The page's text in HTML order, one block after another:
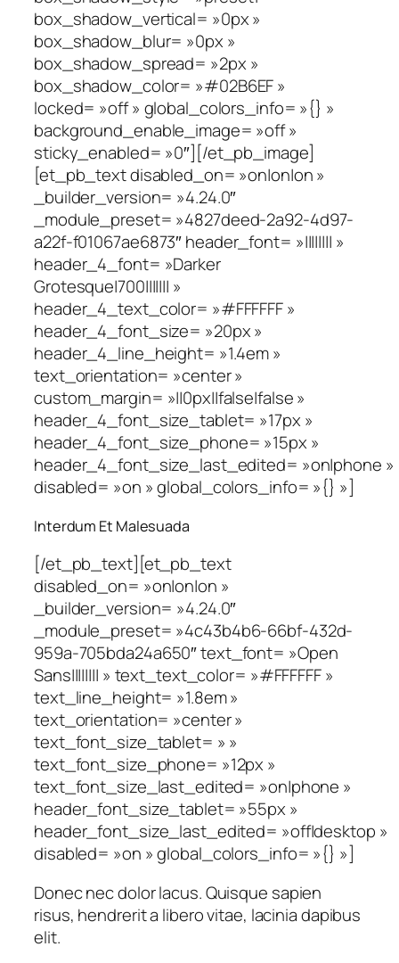
box_shadow_vertical= »0px »
box_shadow_blur= »0px »
box_shadow_spread= »2px »
box_shadow_color= »#02B6EF »
locked= »off » global_colors_info= »{} »
background_enable_image= »off »
sticky_enabled= »0″][/et_pb_image]
[et_pb_text disabled_on= »on|on|on »
_builder_version= »4.24.0″
_module_preset= »4827deed-2a92-4d97-
a22f-f01067ae6873″ header_font= »|||||||| »
header_4_font= »Darker
Grotesque|700||||||| »
header_4_text_color= »#FFFFFF »
header_4_font_size= »20px »
header_4_line_height= »1.4em »
text_orientation= »center »
custom_margin= »||0px||false|false »
header_4_font_size_tablet= »17px »
header_4_font_size_phone= »15px »
header_4_font_size_last_edited= »on|phone »
disabled= »on » global_colors_info= »{} »]
Interdum Et Malesuada
[/et_pb_text][et_pb_text
disabled_on= »on|on|on »
_builder_version= »4.24.0″
_module_preset= »4c43b4b6-66bf-432d-
959a-705bda24a650″ text_font= »Open
Sans|||||||| » text_text_color= »#FFFFFF »
text_line_height= »1.8em »
text_orientation= »center »
text_font_size_tablet= » »
text_font_size_phone= »12px »
text_font_size_last_edited= »on|phone »
header_font_size_tablet= »55px »
header_font_size_last_edited= »off|desktop »
disabled= »on » global_colors_info= »{} »]
Donec nec dolor lacus. Quisque sapien
risus, hendrerit a libero vitae, lacinia dapibus
elit.